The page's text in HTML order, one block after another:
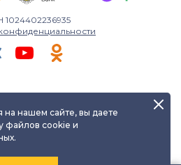
1024402236935
копирование материалов сайта
на нашем сайте, вы даете
файлов cookie и